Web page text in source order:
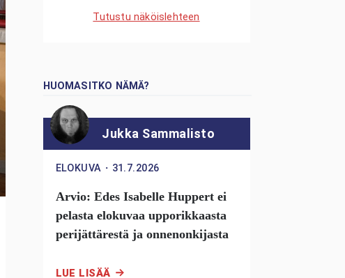
Tutustu näköislehteen
HUOMASITKO NÄMÄ?
Jukka Sammalisto
ELOKUVA ・ 31.7.2026
Arvio: Edes Isabelle Huppert ei
pelasta elokuvaa upporikkaasta
perijättärestä ja onnenonkijasta
LUE LISÄÄ